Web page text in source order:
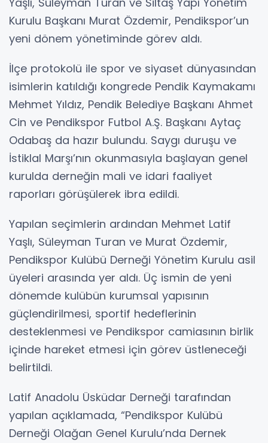
Kurulu Başkanı Murat Özdemir, Pendikspor’un
yeni dönem yönetiminde görev aldı.
İlçe protokolü ile spor ve siyaset dünyasından
isimlerin katıldığı kongrede Pendik Kaymakamı
Mehmet Yıldız, Pendik Belediye Başkanı Ahmet
Cin ve Pendikspor Futbol A.Ş. Başkanı Aytaç
Odabaş da hazır bulundu. Saygı duruşu ve
İstiklal Marşı’nın okunmasıyla başlayan genel
kurulda derneğin mali ve idari faaliyet
raporları görüşülerek ibra edildi.
Yapılan seçimlerin ardından Mehmet Latif
Yaşlı, Süleyman Turan ve Murat Özdemir,
Pendikspor Kulübü Derneği Yönetim Kurulu asil
üyeleri arasında yer aldı. Üç ismin de yeni
dönemde kulübün kurumsal yapısının
güçlendirilmesi, sportif hedeflerinin
desteklenmesi ve Pendikspor camiasının birlik
içinde hareket etmesi için görev üstleneceği
belirtildi.
Latif Anadolu Üsküdar Derneği tarafından
yapılan açıklamada, “Pendikspor Kulübü
Derneği Olağan Genel Kurulu’nda Dernek